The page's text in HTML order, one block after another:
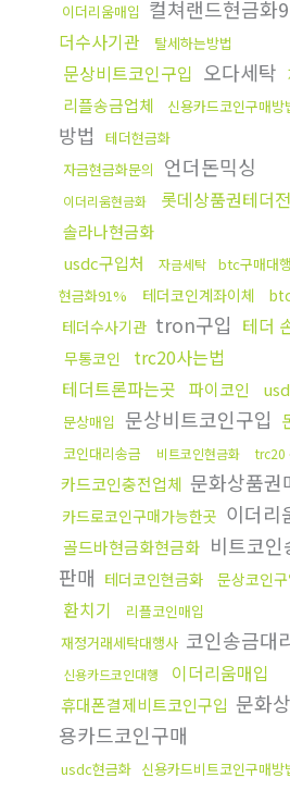
이더리움매입 컬쳐랜드현금화
더수사기관
탈세하는방법
문상비트코인구입 오다세탁
리플송금업체 신용카드코인구매방
방법
테더현금화
자금현금화문의
언더돈믹싱
이더리움현금화 롯데상품권테더
솔라나현금화
usdc구입처
자금세탁 btc구매대행
현금화91%
테더코인계좌이체
테더수사기관 tron구입 테더
무통코인
trc20사는법
테더트론파는곳
파이코인
문상매입 문상비트코인구입
코인대리송금 비트코인현금화 trc20
카드코인충전업체 문화상품권
카드로코인구매가능한곳 이더리
골드바현금화현금화 비트코인
판매 테더코인현금화 문상코인구
환치기
리플코인매입
재정거래세탁대행사 코인송금대
신용카드코인대행 이더리움매입
휴대폰결제비트코인구입 문화
용카드코인구매
usdc현금화 신용카드비트코인구매방